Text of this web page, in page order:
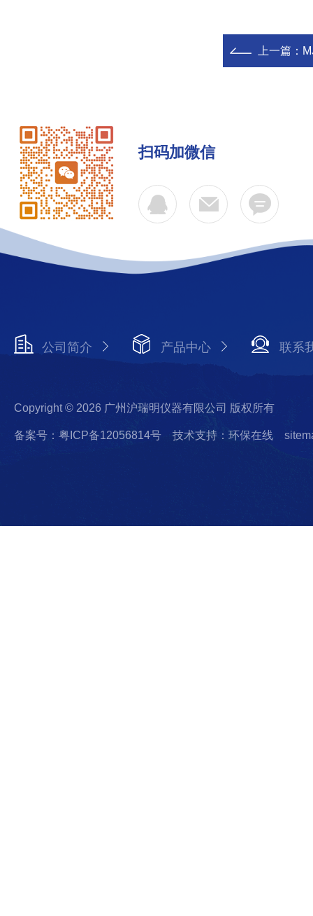
上一篇：
扫码加微信
公司简介 产品中心 联系
Copyright © 2026 广州沪瑞明仪器有限公司 版权所有
备案号：粤ICP备12056814号 技术支持：环保在线